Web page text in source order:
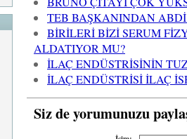
TEB BAŞKANINDAN
BİRİLERİ BİZİ SERUM
ALDATIYOR MU?
İLAÇ ENDÜSTRİSİNİN
İLAÇ ENDÜSTRİSİ İLAÇ
Siz de yorumunuzu